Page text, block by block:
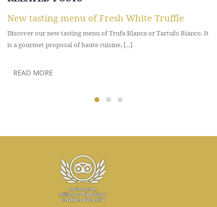
New tasting menu of Fresh White Truffle
Discover our new tasting menu of Trufa Blanca or Tartufo Bianco. It
is a gourmet proposal of haute cuisine, [...]
READ MORE